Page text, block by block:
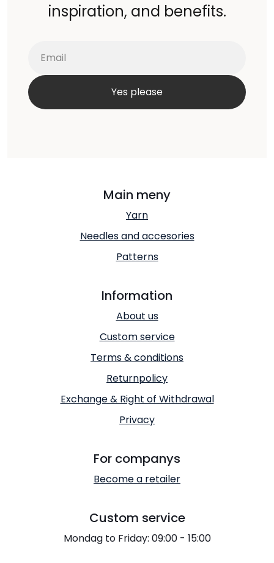
inspiration, and benefits.
Main meny
Yarn
Needles and accesories
Patterns
Information
About us
Custom service
Terms & conditions
Returnpolicy
Exchange & Right of Withdrawal
Privacy
For companys
Become a retailer
Custom service
Mondag to Friday: 09:00 - 15:00